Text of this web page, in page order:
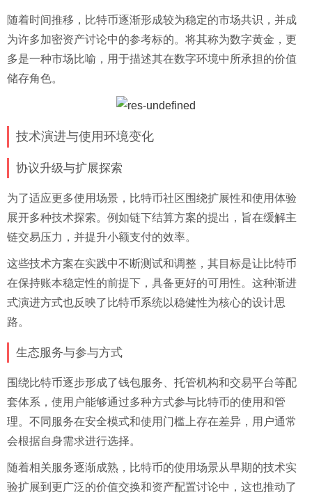
随着时间推移，比特币逐渐形成较为稳定的市场共识，并成
为许多加密资产讨论中的参考标的。将其称为数字黄金，更
多是一种市场比喻，用于描述其在数字环境中所承担的价值
储存角色。
技术演进与使用环境变化
协议升级与扩展探索
为了适应更多使用场景，比特币社区围绕扩展性和使用体验
展开多种技术探索。例如链下结算方案的提出，旨在缓解主
链交易压力，并提升小额支付的效率。
这些技术方案在实践中不断测试和调整，其目标是让比特币
在保持账本稳定性的前提下，具备更好的可用性。这种渐进
式演进方式也反映了比特币系统以稳健性为核心的设计思
路。
生态服务与参与方式
围绕比特币逐步形成了钱包服务、托管机构和交易平台等配
套体系，使用户能够通过多种方式参与比特币的使用和管
理。不同服务在安全模式和使用门槛上存在差异，用户通常
会根据自身需求进行选择。
随着相关服务逐渐成熟，比特币的使用场景从早期的技术实
验扩展到更广泛的价值交换和资产配置讨论中，这也推动了